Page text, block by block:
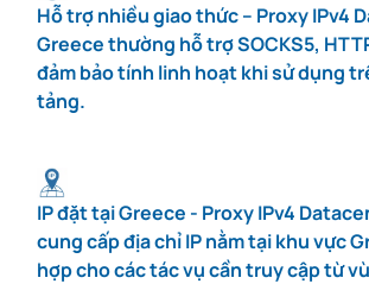
Hỗ trợ nhiều giao thức – Proxy IPv4
Greece thường hỗ trợ SOCKS5,
đảm bảo tính linh hoạt khi sử dụng
tảng.
IP đặt tại Greece - Proxy IPv4
cung cấp địa chỉ IP nằm tại khu vực
hợp cho các tác vụ cần truy cập từ